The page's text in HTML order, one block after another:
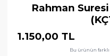
Rahman
1.150,00 TL
Bu ürünün farklı